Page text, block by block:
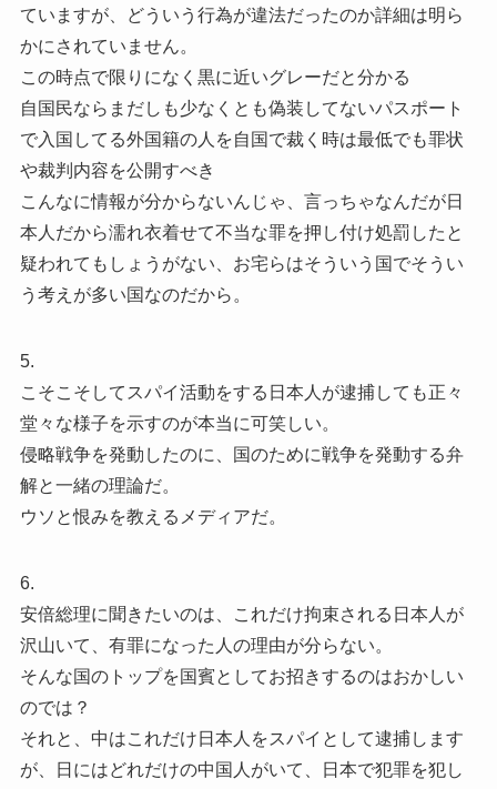
ていますが、どういう行為が違法だったのか詳細は明ら
かにされていません。
この時点で限りになく黒に近いグレーだと分かる
自国民ならまだしも少なくとも偽装してないパスポート
で入国してる外国籍の人を自国で裁く時は最低でも罪状
や裁判内容を公開すべき
こんなに情報が分からないんじゃ、言っちゃなんだが日
本人だから濡れ衣着せて不当な罪を押し付け処罰したと
疑われてもしょうがない、お宅らはそういう国でそうい
う考えが多い国なのだから。
5.
こそこそしてスパイ活動をする日本人が逮捕しても正々
堂々な様子を示すのが本当に可笑しい。
侵略戦争を発動したのに、国のために戦争を発動する弁
解と一緒の理論だ。
ウソと恨みを教えるメディアだ。
6.
安倍総理に聞きたいのは、これだけ拘束される日本人が
沢山いて、有罪になった人の理由が分らない。
そんな国のトップを国賓としてお招きするのはおかしい
のでは？
それと、中はこれだけ日本人をスパイとして逮捕します
が、日にはどれだけの中国人がいて、日本で犯罪を犯し